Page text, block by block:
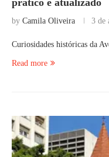
prático e atualizado
by Camila Oliveira 3 de
Curiosidades históricas da
Read more